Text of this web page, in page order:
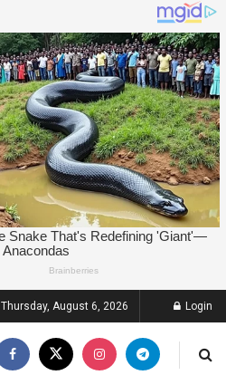
Thursday, August 6, 2026 Login